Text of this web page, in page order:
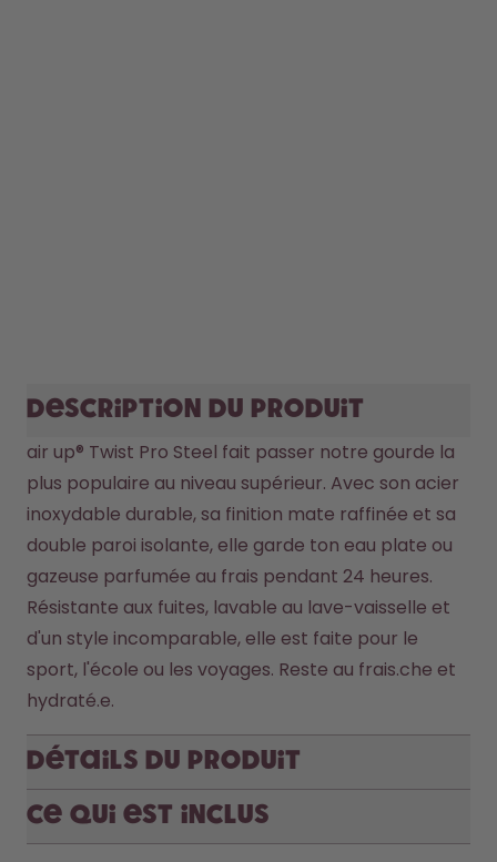
Description du produit
air up® Twist Pro Steel fait passer notre gourde la
plus populaire au niveau supérieur. Avec son acier
inoxydable durable, sa finition mate raffinée et sa
double paroi isolante, elle garde ton eau plate ou
gazeuse parfumée au frais pendant 24 heures.
Résistante aux fuites, lavable au lave-vaisselle et
d'un style incomparable, elle est faite pour le
sport, l'école ou les voyages. Reste au frais.che et
hydraté.e.
Détails du produit
Ce qui est inclus